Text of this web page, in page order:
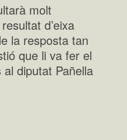
molt
d’eixa
la resposta tan
que li va fer el
diputat Pañella